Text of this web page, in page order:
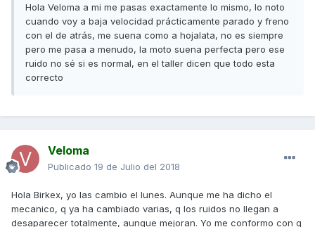
Hola Veloma a mi me pasas exactamente lo mismo, lo noto
cuando voy a baja velocidad prácticamente parado y freno
con el de atrás, me suena como a hojalata, no es siempre
pero me pasa a menudo, la moto suena perfecta pero ese
ruido no sé si es normal, en el taller dicen que todo esta
correcto
Veloma
Publicado 19 de Julio del 2018
Hola Birkex, yo las cambio el lunes. Aunque me ha dicho el
mecanico, q ya ha cambiado varias, q los ruidos no llegan a
desaparecer totalmente, aunque mejoran. Yo me conformo con q